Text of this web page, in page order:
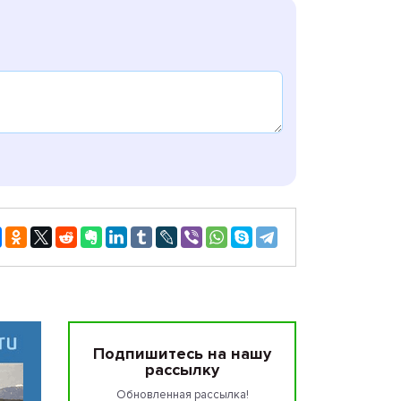
Подпишитесь на нашу
рассылку
Обновленная рассылка!